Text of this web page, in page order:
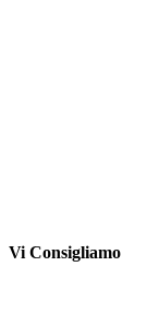
Vi Consigliamo